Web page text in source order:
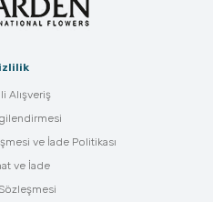
Alışveriş
ve İade Politikası
ve İade